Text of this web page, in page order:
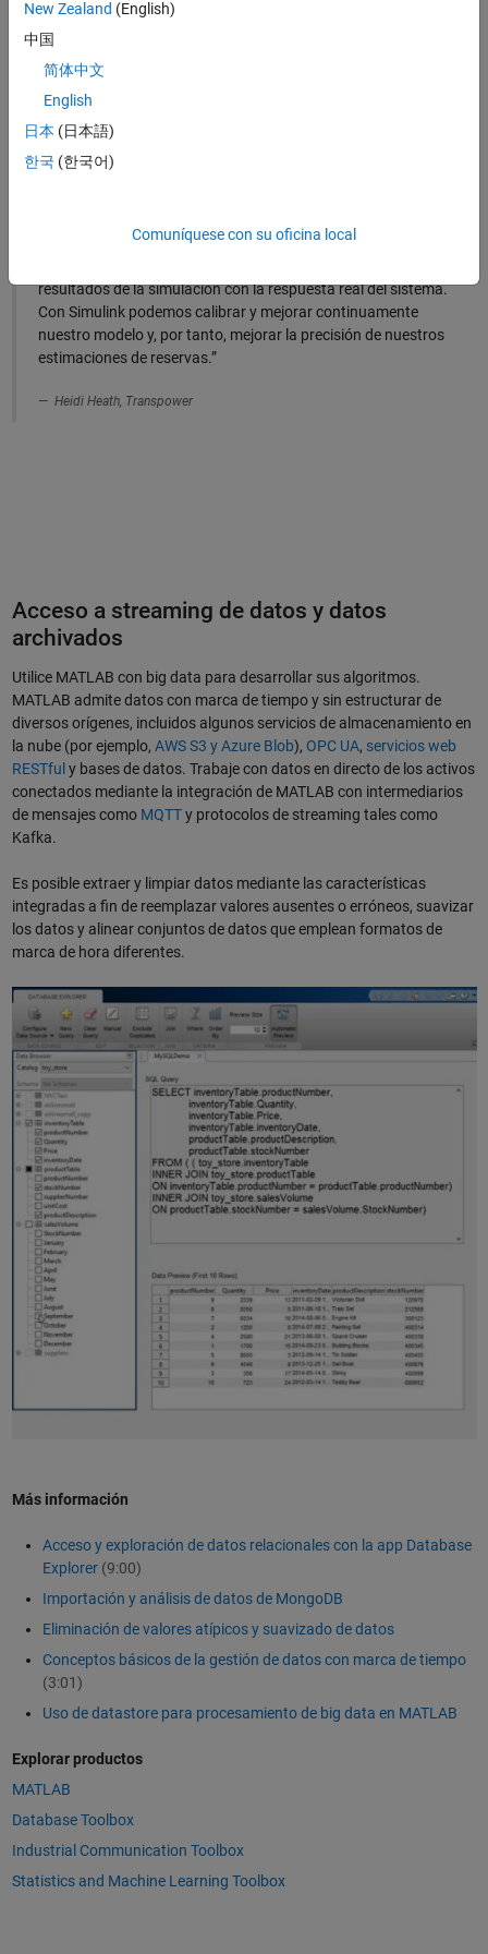
conectados y crear gemelos digitales.
Despliegue análisis de MATLAB y modelos de Simulink en
activos, dispositivos periféricos
C/C++, HDL, PLC, GPU, .NET o Java
Use ThingSpeak, una plataforma para IoT lista para usar con
análisis de MATLAB, a fin de
“Nosotros registramos las frecuencias de la red, las
resultados de la simulación con la respuesta real del sistema.
Con Simulink podemos calibrar y mejorar continuamente
nuestro modelo y, por tanto, mejorar la precisión de nuestros
estimaciones de reservas.”
Heidi Heath, Transpower
Acceso a streaming de datos y datos
archivados
Utilice MATLAB con big data para desarrollar sus algoritmos.
MATLAB admite datos con marca de tiempo y sin estructurar de
diversos orígenes, incluidos algunos servicios de almacenamiento en
la nube (por ejemplo, AWS S3 y Azure Blob), OPC UA, servicios web
RESTful y bases de datos. Trabaje con datos en directo de los activos
conectados mediante la integración de MATLAB con intermediarios
de mensajes como MQTTy protocolos de streaming tales como
Kafka.
Es posible extraer y limpiar datos mediante las características
integradas a fin de reemplazar valores ausentes o erróneos, suavizar
los datos y alinear conjuntos de datos que emplean formatos de
marca de hora diferentes.
Más información
Acceso y exploración de datos relacionales con la app Database
Explorer (9:00)
Importación y análisis de datos de MongoDB
Eliminación de valores atípicos y suavizado de datos
Conceptos básicos de la gestión de datos con marca de tiempo
(3:01)
Uso de datastore para procesamiento de big data en MATLAB
Explorar productos
MATLAB
Database Toolbox
Industrial Communication Toolbox
Statistics and Machine Learning Toolbox
New Zealand (English)
中国
简体中文
English
日本 (日本語)
한국 (한국어)
Comuníquese con su oficina local